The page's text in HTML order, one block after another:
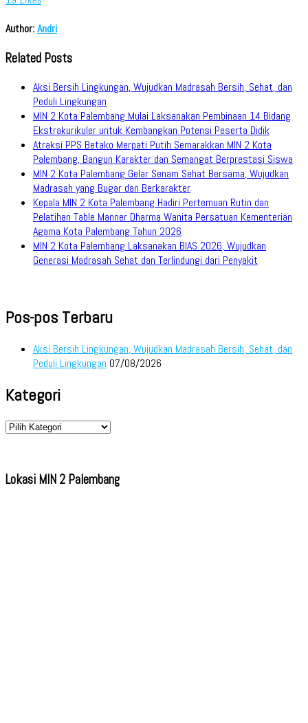
Author:Andri
Related Posts
Aksi Bersih Lingkungan, Wujudkan Madrasah Bersih, Sehat, dan
Peduli Lingkungan
MIN 2 Kota Palembang Mulai Laksanakan Pembinaan 14 Bidang
Ekstrakurikuler untuk Kembangkan Potensi Peserta Didik
Atraksi PPS Betako Merpati Putih Semarakkan MIN 2 Kota
Palembang, Bangun Karakter dan Semangat Berprestasi Siswa
MIN 2 Kota Palembang Gelar Senam Sehat Bersama, Wujudkan
Madrasah yang Bugar dan Berkarakter
Kepala MIN 2 Kota Palembang Hadiri Pertemuan Rutin dan
Pelatihan Table Manner Dharma Wanita Persatuan Kementerian
Agama Kota Palembang Tahun 2026
MIN 2 Kota Palembang Laksanakan BIAS 2026, Wujudkan
Generasi Madrasah Sehat dan Terlindungi dari Penyakit
Pos-pos Terbaru
Aksi Bersih Lingkungan, Wujudkan Madrasah Bersih, Sehat, dan
Peduli Lingkungan 07/08/2026
Kategori
Kategori
Lokasi MIN 2 Palembang